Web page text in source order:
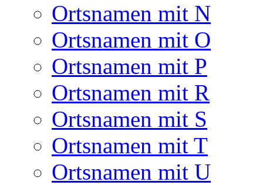
Ortsnamen mit N
Ortsnamen mit O
Ortsnamen mit P
Ortsnamen mit R
Ortsnamen mit S
Ortsnamen mit T
Ortsnamen mit U